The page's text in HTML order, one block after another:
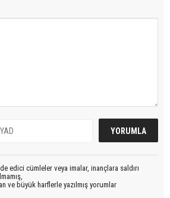
edici cümleler veya imalar, inançlara saldırı
ve büyük harflerle yazılmış yorumlar